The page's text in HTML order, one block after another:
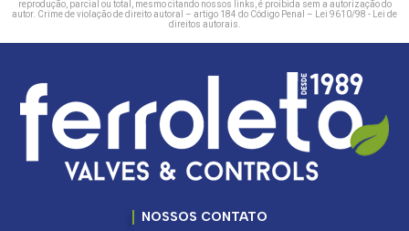
reprodução, parcial ou total, mesmo citando nossos links, é proibida sem a autorização do
autor. Crime de violação de direito autoral – artigo 184 do Código Penal –
Lei 9610/98 - Lei de
direitos autorais
NOSSOS CONTATO